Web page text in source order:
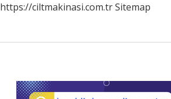
https://ciltmakinasi.com.trSitemap
Sidebar